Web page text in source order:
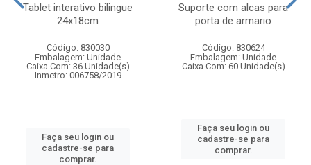
Tablet interativo bilingue
24x18cm
Código: 830030
Embalagem: Unidade
Caixa Com: 36 Unidade(s)
Inmetro: 006758/2019
Faça seu login ou
cadastre-se para
comprar.
Suporte com alcas para
porta de armario
Código: 830624
Embalagem: Unidade
Caixa Com: 60 Unidade(s)
Faça seu login ou
cadastre-se para
comprar.